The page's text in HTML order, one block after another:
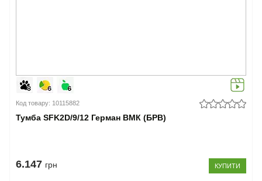
Код товару: 10115882
Тумба SFK2D/9/12 Герман ВМК (БРВ)
6.147 грн КУПИТИ